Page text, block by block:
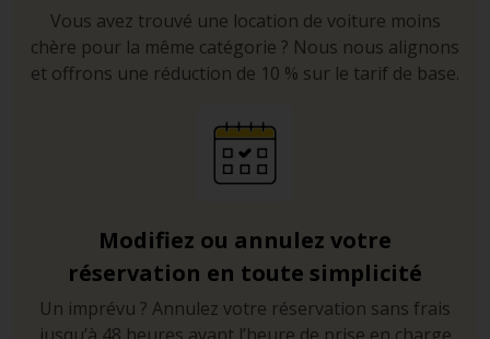
Vous avez trouvé une location de voiture moins
chère pour la même catégorie ? Nous nous alignons
et offrons une réduction de 10 % sur le tarif de base.
Modifiez ou annulez votre
réservation en toute simplicité
Un imprévu ? Annulez votre réservation sans frais